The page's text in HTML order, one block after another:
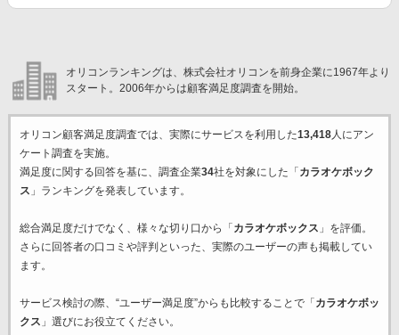
オリコンランキングは、株式会社オリコンを前身企業に1967年より
スタート。2006年からは顧客満足度調査を開始。
オリコン顧客満足度調査では、実際にサービスを利用した13,418人にアン
ケート調査を実施。
満足度に関する回答を基に、調査企業34社を対象にした「 カラオケボック
ス 」ランキングを発表しています。
総合満足度だけでなく、様々な切り口から「 カラオケボックス 」を評価。
さらに回答者の口コミや評判といった、実際のユーザーの声も掲載してい
ます。
サービス検討の際、“ユーザー満足度”からも比較することで「 カラオケボッ
クス 」選びにお役立てください。